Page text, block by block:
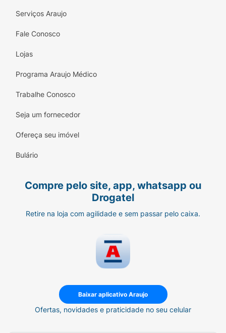
Serviços Araujo
Fale Conosco
Lojas
Programa Araujo Médico
Trabalhe Conosco
Seja um fornecedor
Ofereça seu imóvel
Bulário
Compre pelo site, app, whatsapp ou
Drogatel
Retire na loja com agilidade e sem passar pelo caixa.
Baixar aplicativo Araujo
Ofertas, novidades e praticidade no seu celular